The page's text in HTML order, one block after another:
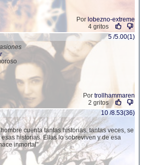
Por lobezno-extreme
4 gritos
5 /5.00(1)
Por trollhammaren
2 gritos
10 /8.53(36)
cuenta tantas historias, tantas veces, se
historias. Ellas lo sobreviven y de esa
inmortal"